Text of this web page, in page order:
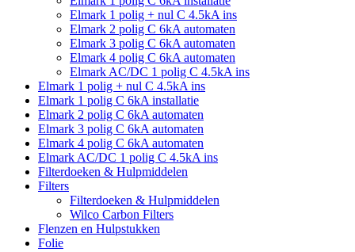
Elmark 1 polig + nul C 4.5kA ins
Elmark 2 polig C 6kA automaten
Elmark 3 polig C 6kA automaten
Elmark 4 polig C 6kA automaten
Elmark AC/DC 1 polig C 4.5kA ins
Elmark 1 polig + nul C 4.5kA ins
Elmark 1 polig C 6kA installatie
Elmark 2 polig C 6kA automaten
Elmark 3 polig C 6kA automaten
Elmark 4 polig C 6kA automaten
Elmark AC/DC 1 polig C 4.5kA ins
Filterdoeken & Hulpmiddelen
Filters
Filterdoeken & Hulpmiddelen
Wilco Carbon Filters
Flenzen en Hulpstukken
Folie